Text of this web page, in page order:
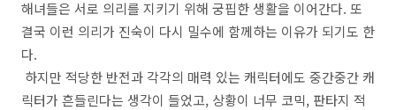
해녀들은 서로 의리를 지키기 위해 궁핍한 생활을 이어간다. 또
결국 이런 의리가 진숙이 다시 밀수에 함께하는 이유가 되기도 한
다.
하지만 적당한 반전과 각각의 매력 있는 캐릭터에도 중간중간 캐
릭터가 흔들린다는 생각이 들었고, 상황이 너무 코믹, 판타지 적